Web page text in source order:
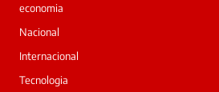
economia
Nacional
Internacional
Tecnologia